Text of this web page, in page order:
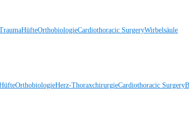
HüfteOrthobiologieCardiothoracic SurgeryWirbelsäule
OrthobiologieHerz-ThoraxchirurgieCardiothoracic Surgery